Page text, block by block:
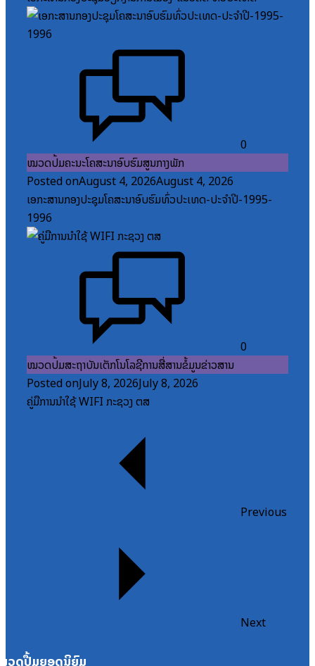
0
ໝວດປື້ມຄະນະໂຄສະນາອົບຮົມສູນກາງພັກ
Posted onAugust 4, 2026August 4, 2026
ເອກະສານກອງປະຊຸມໂຄສະນາອົບຮົມທົ່ວປະເທດ-ປະຈໍາປີ-1995-
1996
0
ໝວດປື້ມສະຖາບັນເຕັກໂນໂລຊີການສື່ສານຂໍ້ມູນຂ່າວສານ
Posted onJuly 8, 2026July 8, 2026
ຄູ່ມືການນຳໃຊ້ WIFI ກະຊວງ ຕສ
Previous
Next
ດປື້ມຍອດນິຍົມ